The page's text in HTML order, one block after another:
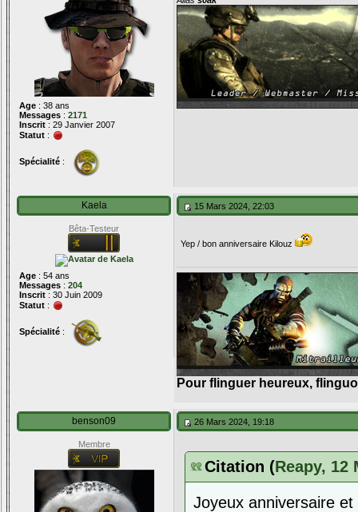
Age : 38 ans
Messages : 2171
Inscrit : 29 Janvier 2007
Statut :
Spécialité :
Kaela
Bêta-Testeur
Age : 54 ans
Messages : 204
Inscrit : 30 Juin 2009
Statut :
Spécialité :
15 Mars 2024, 22:03
Yep / bon anniversaire Kilouz
Pour flinguer heureux,
benson09
Membre
26 Mars 2024, 19:18
Citation (Reapy, 12
Joyeux anniversaire